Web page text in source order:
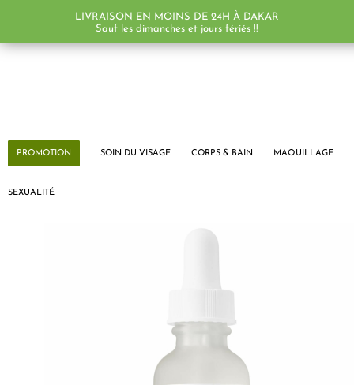
PROMOTION SOIN DU VISAGE CORPS & BAIN MAQUILLAGE
SEXUALITÉ
LIVRAISON EN MOINS DE 24H À DAKAR
Sauf les dimanches et jours fériés !!